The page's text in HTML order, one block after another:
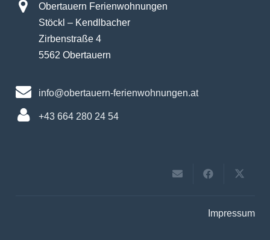
Obertauern Ferienwohnungen
Stöckl – Kendlbacher
Zirbenstraße 4
5562 Obertauern
info@obertauern-ferienwohnungen.at
+43 664 280 24 54
Impressum